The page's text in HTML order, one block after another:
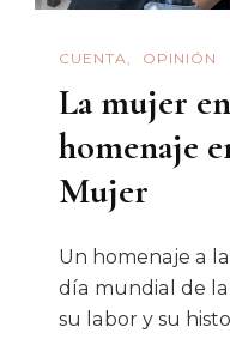
CUENTA OPINIÓN
La mujer
homenaje
Mujer
Un homenaje a
día mundial de
su labor y su